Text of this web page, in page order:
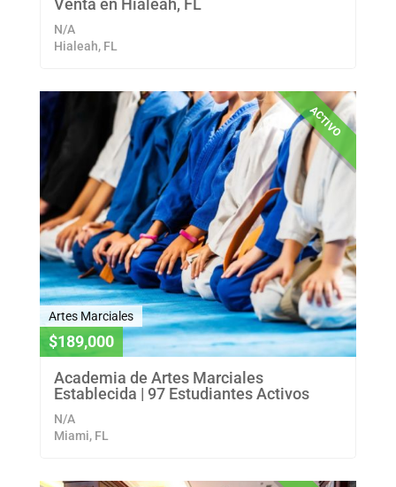
N/A
Hialeah, FL
ACTIVO
Artes Marciales
$189,000
Academia de Artes Marciales
Establecida | 97 Estudiantes Activos
N/A
Miami, FL